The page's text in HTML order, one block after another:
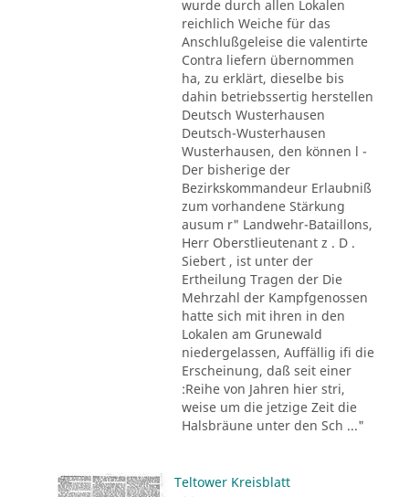
wurde durch allen Lokalen
reichlich Weiche für das
Anschlußgeleise die valentirte
Contra liefern übernommen
ha, zu erklärt, dieselbe bis
dahin betriebssertig herstellen
Deutsch Wusterhausen
Deutsch-Wusterhausen
Wusterhausen, den können l -
Der bisherige der
Bezirkskommandeur Erlaubniß
zum vorhandene Stärkung
ausum r" Landwehr-Bataillons,
Herr Oberstlieutenant z . D .
Siebert , ist unter der
Ertheilung Tragen der Die
Mehrzahl der Kampfgenossen
hatte sich mit ihren in den
Lokalen am Grunewald
niedergelassen, Auffällig ifi die
Erscheinung, daß seit einer
:Reihe von Jahren hier stri,
weise um die jetzige Zeit die
Halsbräune unter den Sch ..."
Teltower Kreisblatt